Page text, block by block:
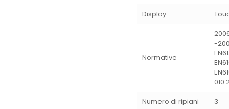
Display
Normative
-
Numero di ripiani 3